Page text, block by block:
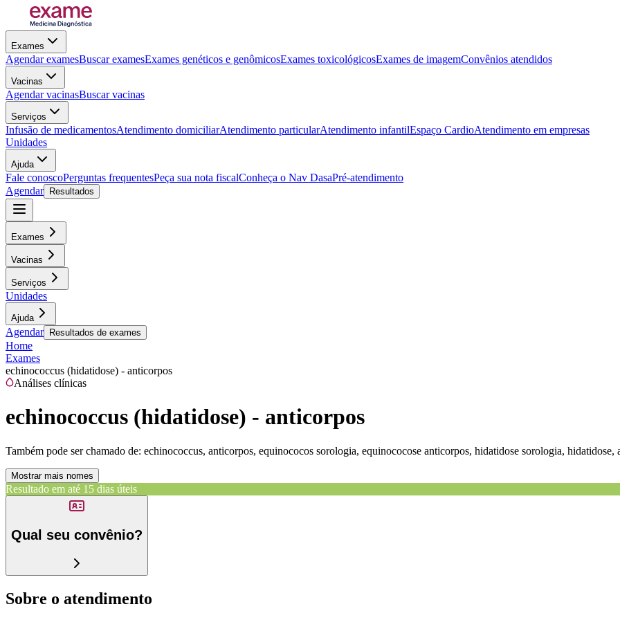
Exames
Agendar examesBuscar examesExames genéticos e genômicosExames toxicológicosExames de imagemConvênios atendidos
Vacinas
Agendar vacinasBuscar vacinas
Serviços
Infusão de medicamentosAtendimento domiciliarAtendimento particularAtendimento infantilEspaço CardioAtendimento em empresas
Unidades
Ajuda
Fale conoscoPerguntas frequentesPeça sua nota fiscalConheça o Nav DasaPré-atendimento
Agendar
Resultados
Exames
Vacinas
Serviços
Unidades
Ajuda
Agendar Resultados de exames
Home
Exames
echinococcus (hidatidose) - anticorpos
Análises clínicas
echinococcus (hidatidose) - anticorpos
Também pode ser chamado de: echinococcus, anticorpos, equinococos sorologia, equinococose anticorpos, hidatidose sorologia, hidatidose,
Mostrar mais nomes
Resultado em até 15 dias úteis
Qual seu convênio?
Sobre o atendimento